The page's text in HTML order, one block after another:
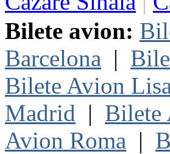
Bilete avion:
Barcelona |
Bilete Avion
Madrid | Bilete
Avion Roma |